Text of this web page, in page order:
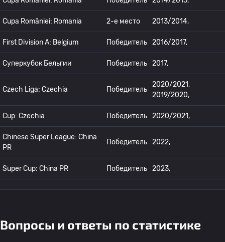
Cupa României: Romania 2-е место 2013/2014,
First Division A: Belgium Победитель 2016/2017,
Суперкубок Бельгии Победитель 2017,
Czech Liga: Czechia Победитель
2020/2021,
2019/2020,
Cup: Czechia Победитель 2020/2021,
Chinese Super League: China
PR
Победитель 2022,
Super Cup: China PR Победитель 2023,
Вопросы и ответы по статистике